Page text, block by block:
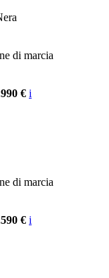
di marcia
€ i
di marcia
€ i